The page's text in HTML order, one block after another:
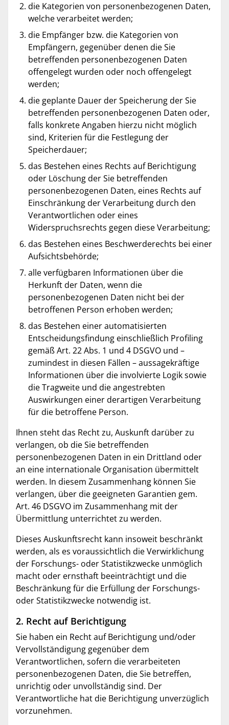
die Kategorien von personenbezogenen Daten,
welche verarbeitet werden;
die Empfänger bzw. die Kategorien von
Empfängern, gegenüber denen die Sie
betreffenden personenbezogenen Daten
offengelegt wurden oder noch offengelegt
werden;
die geplante Dauer der Speicherung der Sie
betreffenden personenbezogenen Daten oder,
falls konkrete Angaben hierzu nicht möglich
sind, Kriterien für die Festlegung der
Speicherdauer;
das Bestehen eines Rechts auf Berichtigung
oder Löschung der Sie betreffenden
personenbezogenen Daten, eines Rechts auf
Einschränkung der Verarbeitung durch den
Verantwortlichen oder eines
Widerspruchsrechts gegen diese Verarbeitung;
das Bestehen eines Beschwerderechts bei einer
Aufsichtsbehörde;
alle verfügbaren Informationen über die
Herkunft der Daten, wenn die
personenbezogenen Daten nicht bei der
betroffenen Person erhoben werden;
das Bestehen einer automatisierten
Entscheidungsfindung einschließlich Profiling
gemäß Art. 22 Abs. 1 und 4 DSGVO und –
zumindest in diesen Fällen – aussagekräftige
Informationen über die involvierte Logik sowie
die Tragweite und die angestrebten
Auswirkungen einer derartigen Verarbeitung
für die betroffene Person.
Ihnen steht das Recht zu, Auskunft darüber zu
verlangen, ob die Sie betreffenden
personenbezogenen Daten in ein Drittland oder
an eine internationale Organisation übermittelt
werden. In diesem Zusammenhang können Sie
verlangen, über die geeigneten Garantien gem.
Art. 46 DSGVO im Zusammenhang mit der
Übermittlung unterrichtet zu werden.
Dieses Auskunftsrecht kann insoweit beschränkt
werden, als es voraussichtlich die Verwirklichung
der Forschungs- oder Statistikzwecke unmöglich
macht oder ernsthaft beeinträchtigt und die
Beschränkung für die Erfüllung der Forschungs-
oder Statistikzwecke notwendig ist.
2. Recht auf Berichtigung
Sie haben ein Recht auf Berichtigung und/oder
Vervollständigung gegenüber dem
Verantwortlichen, sofern die verarbeiteten
personenbezogenen Daten, die Sie betreffen,
unrichtig oder unvollständig sind. Der
Verantwortliche hat die Berichtigung unverzüglich
vorzunehmen.